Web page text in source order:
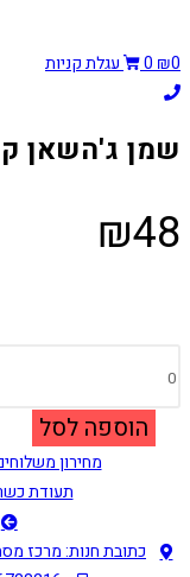
₪0
0 עגלת קניות
שמן ג'השאן
₪48
ג'השאן
הוספה לסל
מחירון
תעודת
כתובת חנות: מרכז